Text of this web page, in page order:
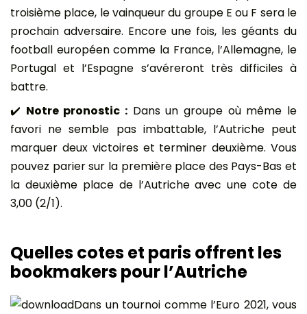
troisième place, le vainqueur du groupe E ou F sera le
prochain adversaire. Encore une fois, les géants du
football européen comme la France, l’Allemagne, le
Portugal et l’Espagne s’avéreront très difficiles à
battre.
✔️ Notre pronostic : Dans un groupe où même le
favori ne semble pas imbattable, l’Autriche peut
marquer deux victoires et terminer deuxième. Vous
pouvez parier sur la première place des Pays-Bas et
la deuxième place de l’Autriche avec une cote de
3,00 (2/1).
Quelles cotes et paris offrent les
bookmakers pour l’Autriche
Dans un tournoi comme l’Euro 2021, vous